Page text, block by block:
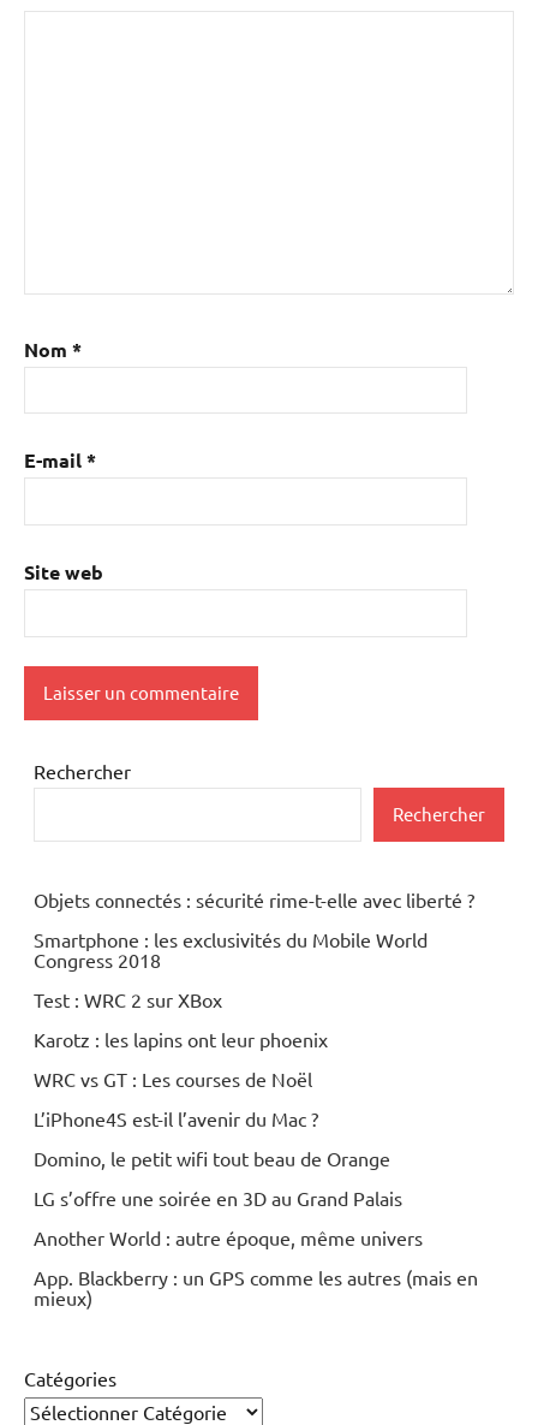
Nom *
E-mail*
Site web
Rechercher
Rechercher
Objets connectés : sécurité rime-t-elle avec liberté ?
Smartphone : les exclusivités du Mobile World
Congress 2018
Test : WRC 2 sur XBox
Karotz : les lapins ont leur phoenix
WRC vs GT : Les courses de Noël
L’iPhone4S est-il l’avenir du Mac ?
Domino, le petit wifi tout beau de Orange
LG s’offre une soirée en 3D au Grand Palais
Another World : autre époque, même univers
App. Blackberry : un GPS comme les autres (mais en
mieux)
Catégories